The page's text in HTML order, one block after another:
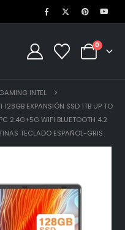
0
INTEL
128GB EXPANSIÓN SSD 1TB UP TO
2.4G+5G WIFI BLUETOOTH 4.2
TECLADO ESPAÑOL-GRIS